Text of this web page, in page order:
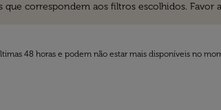
correspondem aos filtros escolhidos. Favor
48 horas e podem não estar mais disponíveis no